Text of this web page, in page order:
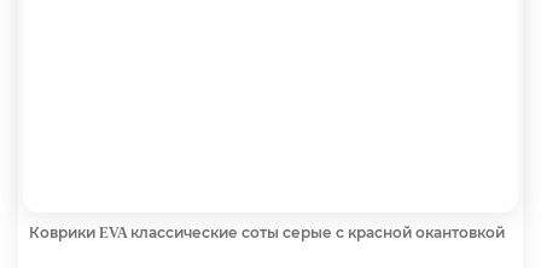
Коврики EVA классические соты серые с красной окантовкой